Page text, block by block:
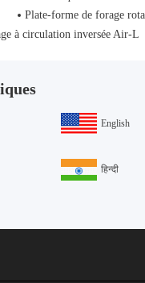
Plate-forme de forage
à circulation inversée Air-L
English
हिन्दी